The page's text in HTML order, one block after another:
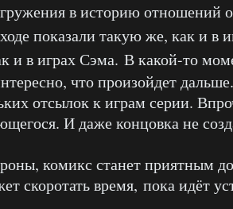
в историю отношений
показали такую же, как и в
и в играх Сэма. В какой-то
что произойдет
отсылок к играм серии.
И даже концовка не
комикс станет приятным
скоротать время, пока идёт